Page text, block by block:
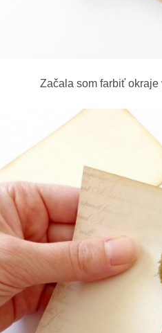
Začala som farbiť